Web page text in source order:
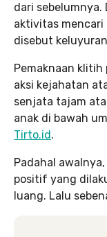
dari sebelumnya.
aktivitas mencari
disebut
Pemaknaan klitih
aksi kejahatan
senjata tajam
anak di bawah
Tirto.id.
Padahal
positif yang
luang. Lalu